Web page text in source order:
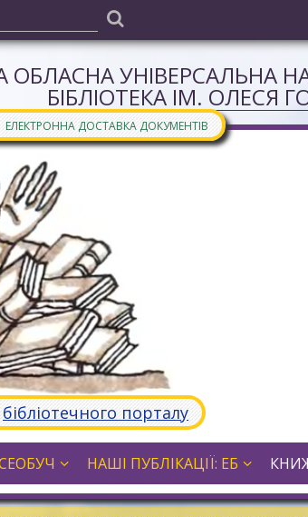
ОБЛАСНА УНІВЕРСАЛЬНА
БІБЛІОТЕКА ІМ. ОЛЕСЯ
ЕЛЕКТРОННА ДОСТАВКА ДОКУМЕНТІВ
бібліотечного порталу
НАШІ ПУБЛІКАЦІЇ: ЕБ